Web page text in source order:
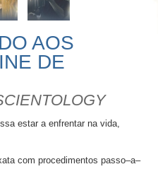
AOS
DE
estar a enfrentar na vida,
com procedimentos passo–a–